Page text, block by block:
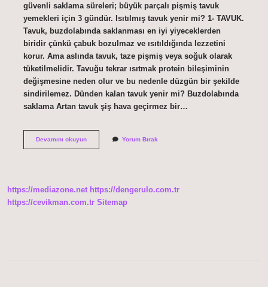
güvenli saklama süreleri; büyük parçalı pişmiş tavuk
yemekleri için 3 gündür. Isıtılmış tavuk yenir mi? 1- TAVUK.
Tavuk, buzdolabında saklanması en iyi yiyeceklerden
biridir çünkü çabuk bozulmaz ve ısıtıldığında lezzetini
korur. Ama aslında tavuk, taze pişmiş veya soğuk olarak
tüketilmelidir. Tavuğu tekrar ısıtmak protein bileşiminin
değişmesine neden olur ve bu nedenle düzgün bir şekilde
sindirilemez. Dünden kalan tavuk yenir mi? Buzdolabında
saklama Artan tavuk şiş hava geçirmez bir…
Devamını okuyunTavuk
Yorum Bırak
https://mediazone.net https://dengerulo.com.tr
https://cevikman.com.tr Sitemap